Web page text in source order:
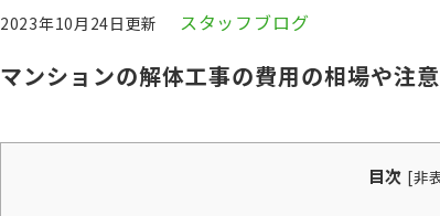
2023年10月24日更新 スタッフブログ
マンションの解体工事の費用の相場や注
目次 [非